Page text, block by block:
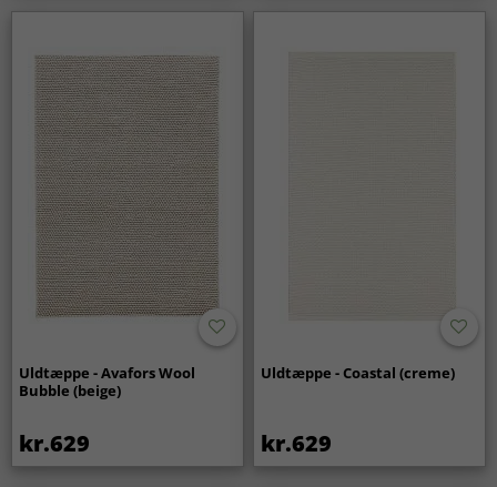
Uldtæppe - Avafors Wool
Bubble (beige)
kr.629
Uldtæppe - Coastal (creme)
kr.629